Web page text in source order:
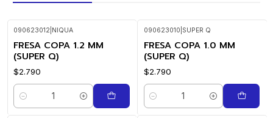
090623012 NIQUA
FRESA COPA 1.2 MM
(SUPER Q)
$2.790
Cantidad
090623010 SUPER Q
FRESA COPA 1.0 MM
(SUPER Q)
$2.790
Cantidad